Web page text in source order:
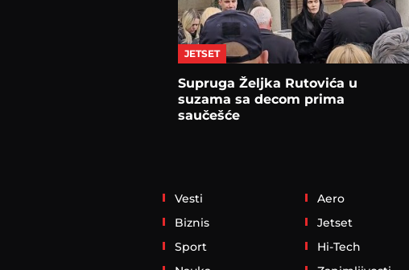
JETSET
Supruga Željka Rutovića u
suzama sa decom prima
saučešće
Vesti
Biznis
Sport
Aero
Jetset
Hi-Tech